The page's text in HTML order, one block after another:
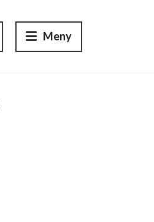
Meny